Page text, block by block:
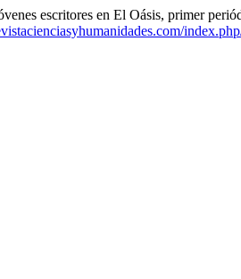
escritores en El Oásis, primer